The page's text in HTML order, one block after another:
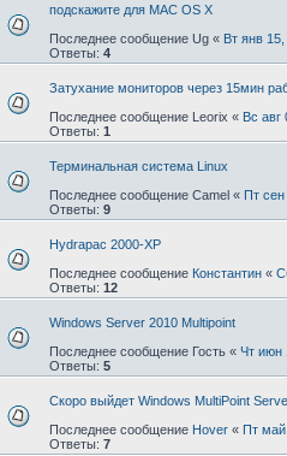
подскажите для MAC OS X
Последнее сообщение Ug « Вт янв
Ответы: 4
Затухание мониторов через 15мин
Последнее сообщение Leorix « Вс авг
Ответы: 1
Терминальная система Linux
Последнее сообщение Camel « Пт сен
Ответы: 9
Hydrapac 2000-XP
Последнее сообщение Константин «
Ответы: 12
Windows Server 2010 Multipoint
Последнее сообщение Гость « Чт июн
Ответы: 5
Скоро выйдет Windows MultiPoint
Последнее сообщение Hover « Пт май
Ответы: 7